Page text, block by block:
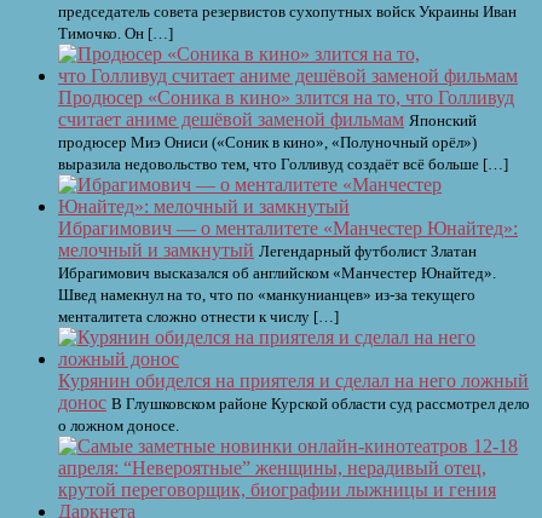
председатель совета резервистов сухопутных войск Украины Иван
Тимочко. Он […]
Продюсер «Соника в кино» злится на то, что Голливуд
считает аниме дешёвой заменой фильмам Японский
продюсер Миэ Ониси («Соник в кино», «Полуночный орёл»)
выразила недовольство тем, что Голливуд создаёт всё больше […]
Ибрагимович — о менталитете «Манчестер Юнайтед»:
мелочный и замкнутый Легендарный футболист Златан
Ибрагимович высказался об английском «Манчестер Юнайтед».
Швед намекнул на то, что по «манкунианцев» из-за текущего
менталитета сложно отнести к числу […]
Курянин обиделся на приятеля и сделал на него ложный
донос В Глушковском районе Курской области суд рассмотрел дело
о ложном доносе.